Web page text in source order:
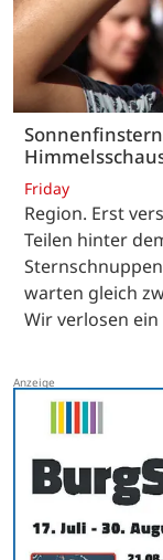
Friday
Region. Erst
Teilen hinter
warten gleich
Wir verlosen ein